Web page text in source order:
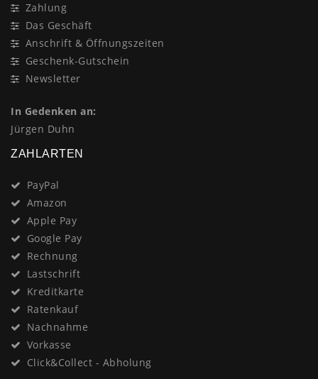
Zahlung
Das Geschäft
Anschrift & Öffnungszeiten
Geschenk-Gutschein
Newsletter
In Gedenken an:
Jürgen Duhn
ZAHLARTEN
PayPal
Amazon
Apple Pay
Google Pay
Rechnung
Lastschrift
Kreditkarte
Ratenkauf
Nachnahme
Vorkasse
Click&Collect - Abholung